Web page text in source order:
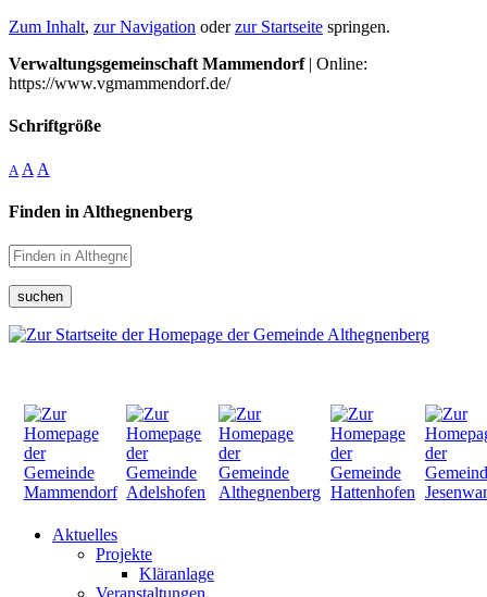
Zum Inhalt, zur Navigation oderzur Startseite springen.
Verwaltungsgemeinschaft Mammendorf| Online:
https://www.vgmammendorf.de/
Schriftgröße
A A A
Finden in Althegnenberg
suchen
Aktuelles
Projekte
Kläranlage
Veranstaltungen